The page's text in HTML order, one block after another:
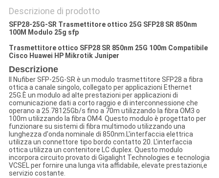
Descrizione di prodotto
SFP28-25G-SR Trasmettitore ottico 25G SFP28 SR 850nm
100M Modulo 25g sfp
Trasmettitore ottico SFP28 SR 850nm 25G 100m Compatibile
Cisco Huawei HP Mikrotik Juniper
Descrizione
Il Nufiber SFP-25G-SR è un modulo trasmettitore SFP28 a fibra
ottica a canale singolo, collegato per applicazioni Ethernet
25G.È un modulo ad alte prestazioni per applicazioni di
comunicazione dati a corto raggio e di interconnessione che
operano a 25.78125Gb/s fino a 70m utilizzando la fibra OM3 o
100m utilizzando la fibra OM4. Questo modulo è progettato per
funzionare su sistemi di fibra multimodo utilizzando una
lunghezza d'onda nominale di 850nm.L'interfaccia elettrica
utilizza un connettore tipo bordo contatto 20. L'interfaccia
ottica utilizza un contenitore LC duplex. Questo modulo
incorpora circuito provato di Gigalight Technologies e tecnologia
VCSEL per fornire una lunga vita affidabile, elevate prestazioni,e
servizio costante.